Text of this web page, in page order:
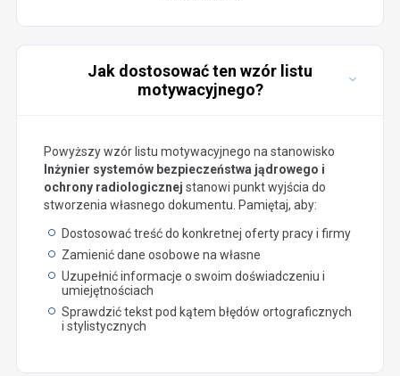
Jak dostosować ten wzór listu
motywacyjnego?
Powyższy wzór listu motywacyjnego na stanowisko
Inżynier systemów bezpieczeństwa jądrowego i
ochrony radiologicznej stanowi punkt wyjścia do
stworzenia własnego dokumentu. Pamiętaj, aby:
Dostosować treść do konkretnej oferty pracy i firmy
Zamienić dane osobowe na własne
Uzupełnić informacje o swoim doświadczeniu i
umiejętnościach
Sprawdzić tekst pod kątem błędów ortograficznych
i stylistycznych